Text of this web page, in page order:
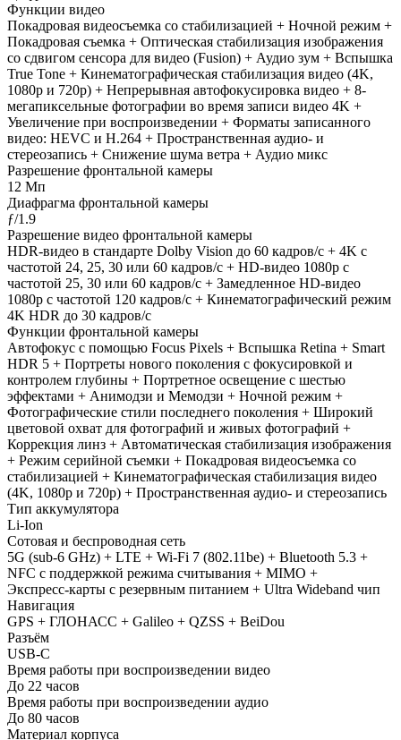
Функции видео
Покадровая видеосъемка со стабилизацией + Ночной режим +
Покадровая съемка + Оптическая стабилизация изображения
со сдвигом сенсора для видео (Fusion) + Аудио зум + Вспышка
True Tone + Кинематографическая стабилизация видео (4K,
1080p и 720p) + Непрерывная автофокусировка видео + 8-
мегапиксельные фотографии во время записи видео 4K +
Увеличение при воспроизведении + Форматы записанного
видео: HEVC и H.264 + Пространственная аудио- и
стереозапись + Снижение шума ветра + Аудио микс
Разрешение фронтальной камеры
12 Мп
Диафрагма фронтальной камеры
ƒ/1.9
Разрешение видео фронтальной камеры
HDR‑видео в стандарте Dolby Vision до 60 кадров/ с + 4K с
частотой 24, 25, 30 или 60 кадров/ с + HD-видео 1080p с
частотой 25, 30 или 60 кадров/ с + Замедленное HD-видео
1080р c частотой 120 кадров/ с + Кинематографический режим
4K HDR до 30 кадров/ с
Функции фронтальной камеры
Автофокус с помощью Focus Pixels + Вспышка Retina + Smart
HDR 5 + Портреты нового поколения с фокусировкой и
контролем глубины + Портретное освещение с шестью
эффектами + Анимодзи и Мемодзи + Ночной режим +
Фотографические стили последнего поколения + Широкий
цветовой охват для фотографий и живых фотографий +
Коррекция линз + Автоматическая стабилизация изображения
+ Режим серийной съемки + Покадровая видеосъемка со
стабилизацией + Кинематографическая стабилизация видео
(4K, 1080p и 720p) + Пространственная аудио- и стереозапись
Тип аккумулятора
Li-Ion
Сотовая и беспроводная сеть
5G (sub‑6 GHz) + LTE + Wi-Fi 7 (802.11be) + Bluetooth 5.3 +
NFC с поддержкой режима считывания + MIMO +
Экспресс‑карты с резервным питанием + Ultra Wideband чип
Навигация
GPS + ГЛОНАСС + Galileo + QZSS + BeiDou
Разъём
USB‑C
Время работы при воспроизведении видео
До 22 часов
Время работы при воспроизведении аудио
До 80 часов
Материал корпуса